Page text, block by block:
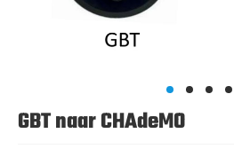
GBT naar CHAdeMO